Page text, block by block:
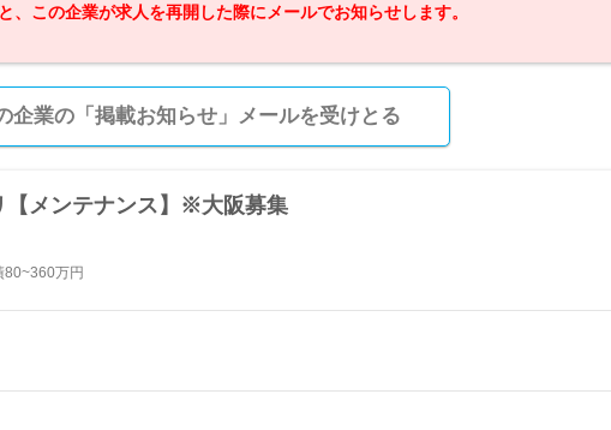
、この企業が求人を再開した際にメールでお知らせします。
企業の「掲載お知らせ」メールを受けとる
【メンテナンス】※大阪募集
80~360万円